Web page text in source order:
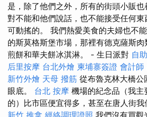
是，除了他們之外，所有的街頭小販
對不能和他們說話，也不能接受任何
可動搖的。 我們熱愛美食的夫婦也不
的斯莫格斯堡市場，那裡有德克薩斯
煎餅和華夫餅冰淇淋。 - 生日派對 自
后里按摩 台北外燴 柬埔寨簽證 會計師
新竹外燴 天母 撥筋 從布魯克林大橋公
眼底。 台北 按摩 機場的紀念品（我主
的）比市區便宜得多，甚至在唐人街我
新竹 推拿 經絡調理證照 我們沒有買觀